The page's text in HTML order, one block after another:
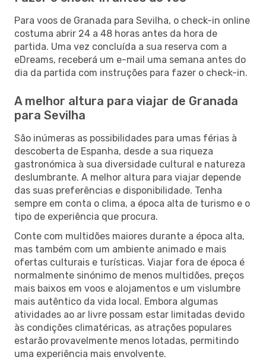
Para voos de Granada para Sevilha, o check-in online
costuma abrir 24 a 48 horas antes da hora de
partida. Uma vez concluída a sua reserva com a
eDreams, receberá um e-mail uma semana antes do
dia da partida com instruções para fazer o check-in.
A melhor altura para viajar de Granada
para Sevilha
São inúmeras as possibilidades para umas férias à
descoberta de Espanha, desde a sua riqueza
gastronómica à sua diversidade cultural e natureza
deslumbrante. A melhor altura para viajar depende
das suas preferências e disponibilidade. Tenha
sempre em conta o clima, a época alta de turismo e o
tipo de experiência que procura.
Conte com multidões maiores durante a época alta,
mas também com um ambiente animado e mais
ofertas culturais e turísticas. Viajar fora de época é
normalmente sinónimo de menos multidões, preços
mais baixos em voos e alojamentos e um vislumbre
mais autêntico da vida local. Embora algumas
atividades ao ar livre possam estar limitadas devido
às condições climatéricas, as atrações populares
estarão provavelmente menos lotadas, permitindo
uma experiência mais envolvente.